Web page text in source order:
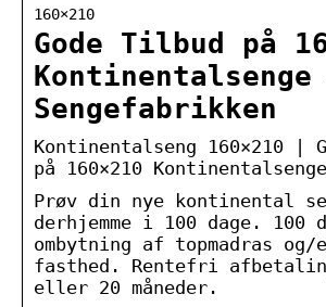
160×210
Gode Tilbud på
Kontinentalsenge
Sengefabrikken
Kontinentalseng 160×210 |
på 160×210 Kontinentalsenge
Prøv din nye kontinental
derhjemme i 100 dage. 100
ombytning af topmadras
fasthed. Rentefri
eller 20 måneder.